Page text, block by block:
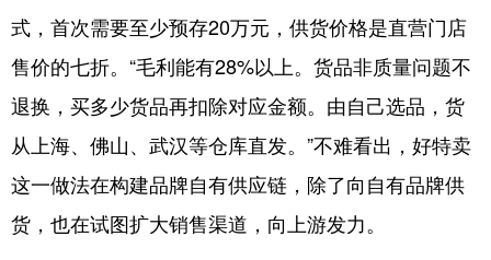
式，首次需要至少预存20万元，供货价格是直营门店
售价的七折。“毛利能有28%以上。货品非质量问题不
退换，买多少货品再扣除对应金额。由自己选品，货
从上海、佛山、武汉等仓库直发。”不难看出，好特卖
这一做法在构建品牌自有供应链，除了向自有品牌供
货，也在试图扩大销售渠道，向上游发力。